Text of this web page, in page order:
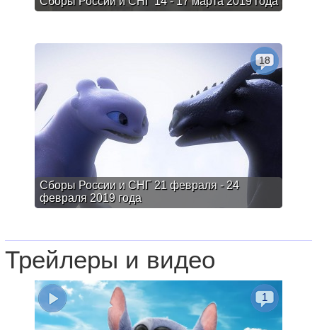
Сборы России и СНГ 21 февраля - 24
февраля 2019 года
18
Трейлеры и видео
1